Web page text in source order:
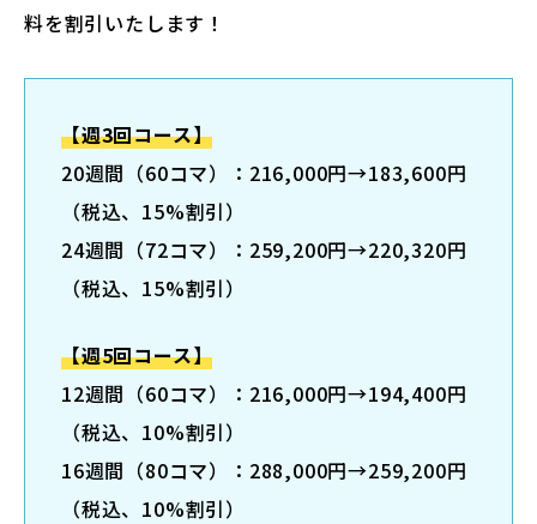
料を割引いたします！
【週3回コース】
20週間（60コマ）：216,000円→183,600円
（税込、15%割引）
24週間（72コマ）：259,200円→220,320円
（税込、15%割引）
【週5回コース】
12週間（60コマ）：216,000円→194,400円
（税込、10%割引）
16週間（80コマ）：288,000円→259,200円
（税込、10%割引）